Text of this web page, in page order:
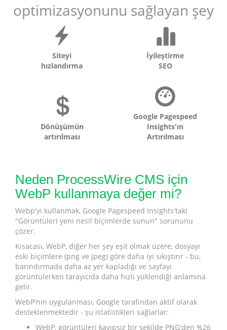
optimizasyonunu sağlayan şey
Siteyi
hızlandırma
İyileştirme
SEO
Dönüşümün
artırılması
Google Pagespeed
Insights'ın
Artırılması
Neden ProcessWire CMS için
WebP kullanmaya değer mi?
Webp'yi kullanmak, Google Pagespeed Insights'taki
"Görüntüleri yeni nesil biçimlerde sunun" sorununu
çözer.
Kısacası, WebP, diğer her şey eşit olmak üzere, dosyayı
eski biçimlere (png ve jpeg) göre daha iyi sıkıştırır - bu,
barındırmada daha az yer kapladığı ve sayfayı
görüntülerken tarayıcıda daha hızlı yüklendiği anlamına
gelir.
WebP'nin uygulanması, Google tarafından aktif olarak
desteklenmektedir - şu istatistikleri sağlarlar:
WebP, görüntüleri kayıpsız bir şekilde PNG'den %26